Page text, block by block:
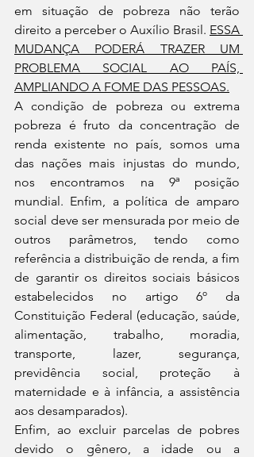
em situação de pobreza não terão
direito a perceber o Auxílio Brasil. ESSA
MUDANÇA PODERÁ TRAZER UM
PROBLEMA SOCIAL AO PAÍS,
AMPLIANDO A FOME DAS PESSOAS.
A condição de pobreza ou extrema
pobreza é fruto da concentração de
renda existente no país, somos uma
das nações mais injustas do mundo,
nos encontramos na 9ª posição
mundial. Enfim, a política de amparo
social deve ser mensurada por meio de
outros parâmetros, tendo como
referência a distribuição de renda, a fim
de garantir os direitos sociais básicos
estabelecidos no artigo 6º da
Constituição Federal (educação, saúde,
alimentação, trabalho, moradia,
transporte, lazer, segurança,
previdência social, proteção à
maternidade e à infância, a assistência
aos desamparados).
Enfim, ao excluir parcelas de pobres
devido o gênero, a idade ou a